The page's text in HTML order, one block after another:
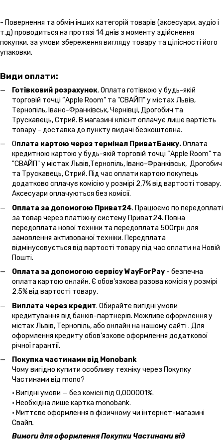
- Повернення та обмін інших категорій товарів (аксесуари, аудіо і
т.д) проводиться на протязі 14 днів з моменту здійснення
покупки, за умови збереження вигляду товару та цілісності його
упаковки.
Види оплати:
Готівковий розрахунок. Оплата готівкою у будь-якій
торговій точці “Apple Room” та "СВАЙП" у містах Львів,
Тернопіль, Івано-Франківськ, Чернівці, Дрогобич та
Трускавець, Стрий. В магазині клієнт оплачує лише вартість
товару - доставка до пункту видачі безкоштовна.
Оплата картою через термінал ПриватБанку.Оплата
кредитною картою у будь-якій торговій точці “Apple Room” та
"СВАЙП" у містах Львів,Тернопіль, Івано-Франківськ, Дрогобич
та Трускавець, Стрий. Під час оплати картою покупець
додатково сплачує комісію у розмірі 2,7% від вартості товару.
Аксесуари оплачуються без комісії.
Оплата за допомогою Приват24. Працюємо по передоплаті
за товар через платіжну систему Приват24. Повна
передоплата нової техніки та передоплата 500грн для
замовлення активованої техніки. Передплата
відмінусовується від вартості товару під час оплати на Новій
Пошті.
Оплата за допомогою сервісу WayForPay - безпечна
оплата картою онлайн. Є обов'язкова разова комісія у розмірі
2,5% від вартості товару.
Виплата через кредит. Обирайте вигідні умови
кредитування від банків-партнерів. Можливе оформлення у
містах Львів, Тернопіль, або онлайн на нашому сайті . Для
оформлення кредиту обов'язкове оформлення додаткової
річної гарантії.
Покупка частинами від Monobank
Чому вигідно купити особливу техніку через Покупку
Частинами від mono?
• Вигідні умови — без комісії під 0,000001%.
• Необхідна лише картка monobank.
• Миттєве оформлення в фізичному чи інтернет-магазині
Cвайп.
Вимоги для оформлення Покупки Частинами від